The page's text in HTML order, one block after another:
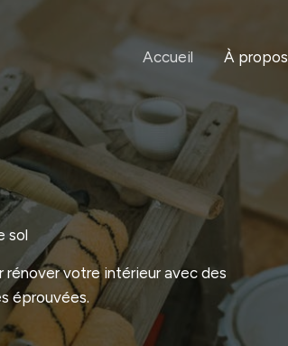
Accueil À propos
sol
rénover votre intérieur avec des
éprouvées.